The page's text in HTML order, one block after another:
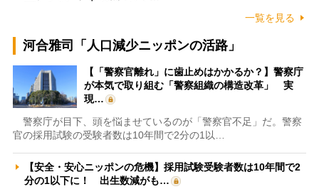
一覧を見る
河合雅司「人口減少ニッポンの活路」
【「警察官離れ」に歯止めはかかるか？】警察庁
が本気で取り組む「警察組織の構造改革」 実
現…
警察庁が目下、頭を悩ませているのが「警察官不足」だ。警察
官の採用試験の受験者数は10年間で2分の1以…
【安全・安心ニッポンの危機】採用試験受験者数は10年間で2
分の1以下に！ 出生数減がも…